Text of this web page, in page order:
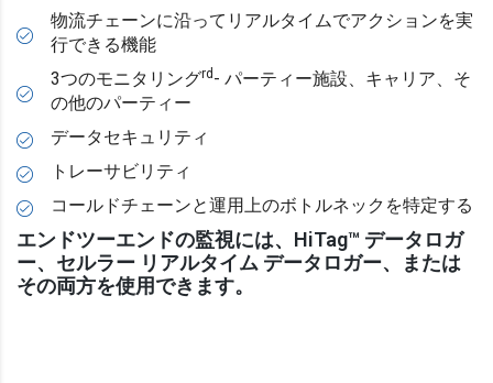
物流チェーンに沿ってリアルタイムでアクションを実
行できる機能
3つのモニタリングrd - パーティー施設、キャリア、そ
の他のパーティー
データセキュリティ
トレーサビリティ
コールドチェーンと運用上のボトルネックを特定する
エンドツーエンドの監視には、HiTag™ データロガ
ー、セルラー リアルタイム データロガー、または
その両方を使用できます。